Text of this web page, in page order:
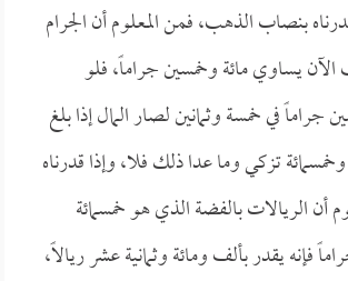
بنصاب الذهب، فمن المعلوم أن الجرام
يساوي مائة وخمسين جراماً، فلو
في خمسة وثمانين لصار المال إذا بلغ
تزكي وما عدا ذلك فلا، وإذا قدرناه
أن الريالات بالفضة الذي هو خمسمائة
فإنه يقدر بألف ومائة وثمانية عشر ريالاً،